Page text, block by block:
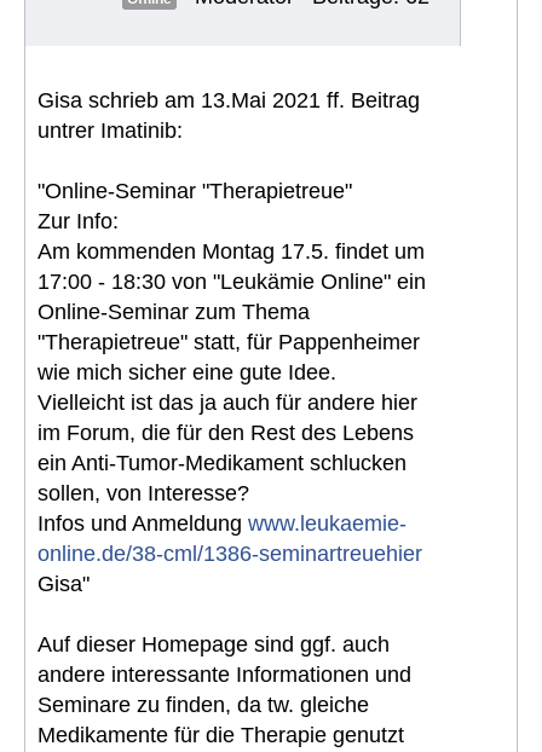
Gisa schrieb am 13.Mai 2021 ff. Beitrag
untrer Imatinib:
"Online-Seminar "Therapietreue"
Zur Info:
Am kommenden Montag 17.5. findet um
17:00 - 18:30 von "Leukämie Online" ein
Online-Seminar zum Thema
"Therapietreue" statt, für Pappenheimer
wie mich sicher eine gute Idee.
Vielleicht ist das ja auch für andere hier
im Forum, die für den Rest des Lebens
ein Anti-Tumor-Medikament schlucken
sollen, von Interesse?
Infos und Anmeldung www.leukaemie-
online.de/38-cml/1386-seminartreuehier
Gisa"
Auf dieser Homepage sind ggf. auch
andere interessante Informationen und
Seminare zu finden, da tw. gleiche
Medikamente für die Therapie genutzt